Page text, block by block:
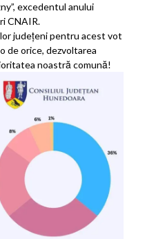
excedentul anului
CNAIR.
județeni pentru acest vot
de orice, dezvoltarea
noastră comună!